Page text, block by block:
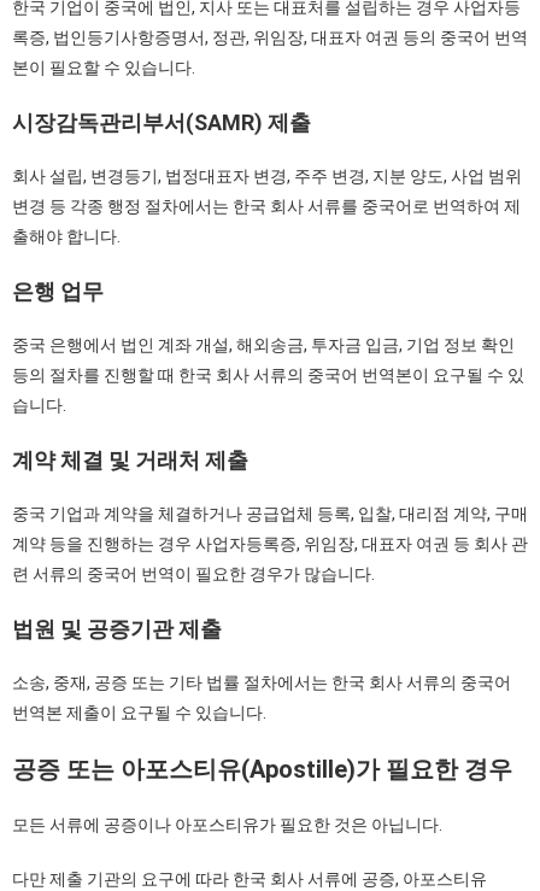
한국 기업이 중국에 법인, 지사 또는 대표처를 설립하는 경우 사업자등
록증, 법인등기사항증명서, 정관, 위임장, 대표자 여권 등의 중국어 번역
본이 필요할 수 있습니다.
시장감독관리부서(SAMR) 제출
회사 설립, 변경등기, 법정대표자 변경, 주주 변경, 지분 양도, 사업 범위
변경 등 각종 행정 절차에서는 한국 회사 서류를 중국어로 번역하여 제
출해야 합니다.
은행 업무
중국 은행에서 법인 계좌 개설, 해외송금, 투자금 입금, 기업 정보 확인
등의 절차를 진행할 때 한국 회사 서류의 중국어 번역본이 요구될 수 있
습니다.
계약체결 및 거래처 제출
중국 기업과 계약을 체결하거나 공급업체 등록, 입찰, 대리점 계약, 구매
계약 등을 진행하는 경우 사업자등록증, 위임장, 대표자 여권 등 회사 관
련 서류의 중국어 번역이 필요한 경우가 많습니다.
법원 및 공증기관제출
소송, 중재, 공증 또는 기타 법률 절차에서는 한국 회사 서류의 중국어
번역본 제출이 요구될 수 있습니다.
공증 또는 아포스티유(Apostille)가 필요한 경우
모든 서류에 공증이나 아포스티유가 필요한 것은 아닙니다.
다만 제출 기관의 요구에 따라 한국 회사 서류에 공증, 아포스티유